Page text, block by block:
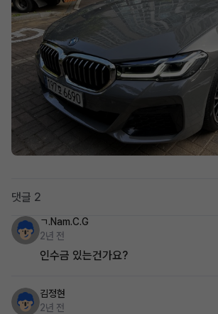
댓글 2
ㄱ.Nam.C.G
2년 전
인수금 있는건가요?
김정현
2년 전